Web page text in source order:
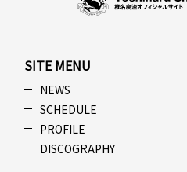
SITE MENU
NEWS
SCHEDULE
PROFILE
DISCOGRAPHY